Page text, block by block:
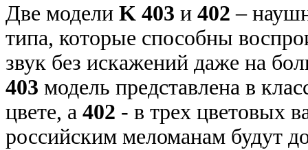
Две модели K 403 и 402 –
типа, которые способны
звук без искажений даже на
403 модель представлена в
цвете, а 402 - в трех цветовых
российским меломанам будут